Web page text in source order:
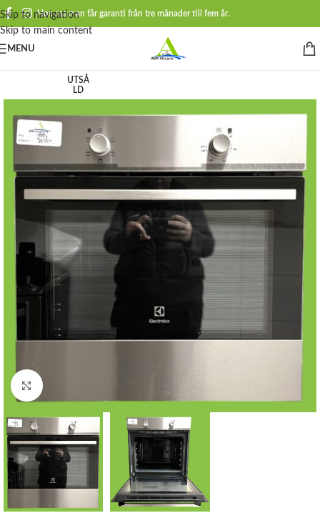
Skip to navigation
Skip to main content
Hos oss man får garanti från tre månader till fem år.
MENU
UTSÅ
LD
Click to enlarge